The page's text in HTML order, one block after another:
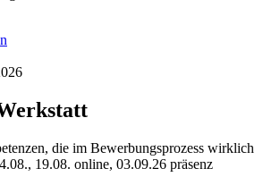
die im Bewerbungsprozess wirklich
19.08. online, 03.09.26 präsenz